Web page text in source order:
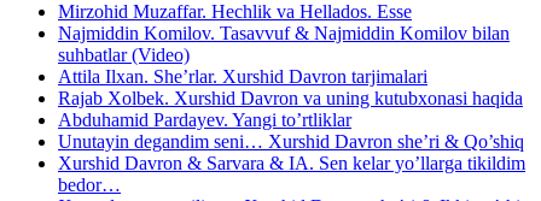
Mirzohid Muzaffar. Hechlik va Hellados. Esse
Najmiddin Komilov. Tasavvuf & Najmiddin Komilov bilan
suhbatlar (Video)
Attila Ilxan. She’rlar. Xurshid Davron tarjimalari
Rajab Xolbek. Xurshid Davron va uning kutubxonasi haqida
Abduhamid Pardayev. Yangi to’rtliklar
Unutayin degandim seni… Xurshid Davron she’ri & Qo’shiq
Xurshid Davron & Sarvara & IA. Sen kelar yo’llarga tikildim
bedor…